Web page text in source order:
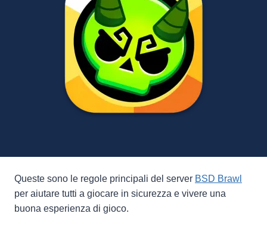
Queste sono le regole principali del server BSD Brawl
per aiutare tutti a giocare in sicurezza e vivere una
buona esperienza di gioco.